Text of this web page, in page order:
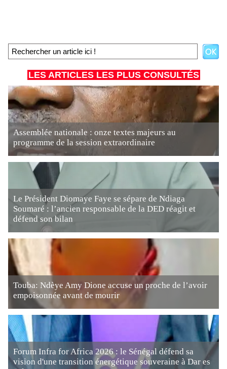
LES ARTICLES LES PLUS CONSULTÉS
Assemblée nationale : onze textes majeurs au
programme de la session extraordinaire
Le Président Diomaye Faye se sépare de Ndiaga
Soumaré : l’ancien responsable de la DED réagit et
défend son bilan
Touba: Ndèye Amy Dione accuse un proche de l’avoir
empoisonnée avant de mourir
Forum Infra for Africa 2026 : le Sénégal défend sa
vision d'une transition énergétique souveraine à Dar es